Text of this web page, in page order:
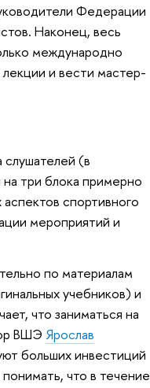
Федерации
Наконец, весь
международно
и вести мастер-
(в
три блока примерно
спортивного
мероприятий и
по материалам
учебников) и
что заниматься на
ВШЭ Ярослав
больших инвестиций
что в течение